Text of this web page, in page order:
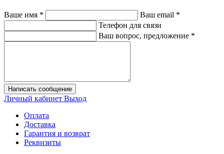
Ваше имя * Ваш email *
Телефон для связи
Ваш вопрос, предложение *
Написать сообщение
Личный кабинет Выход
Оплата
Доставка
Гарантия и возврат
Реквизиты